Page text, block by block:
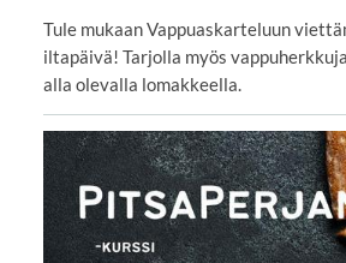
Tule mukaan Vappuaskarteluun
iltapäivä! Tarjolla myös
alla olevalla lomakkeella.